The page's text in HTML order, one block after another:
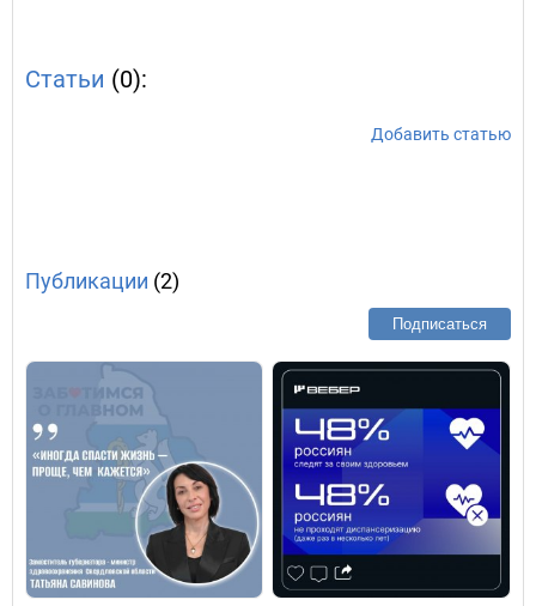
Статьи (0):
Добавить статью
Публикации (2)
Подписаться